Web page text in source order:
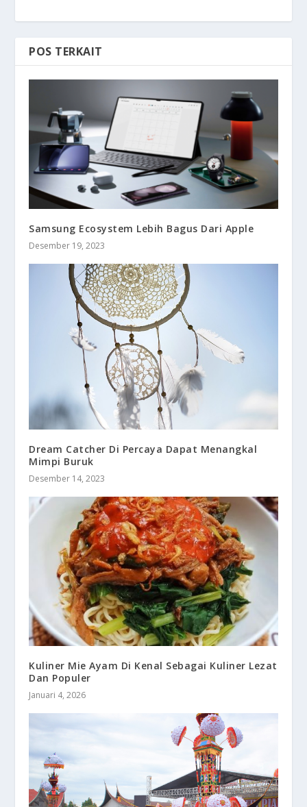
POS TERKAIT
Samsung Ecosystem Lebih Bagus Dari Apple
Desember 19, 2023
Dream Catcher Di Percaya Dapat Menangkal
Mimpi Buruk
Desember 14, 2023
Kuliner Mie Ayam Di Kenal Sebagai Kuliner Lezat
Dan Populer
Januari 4, 2026